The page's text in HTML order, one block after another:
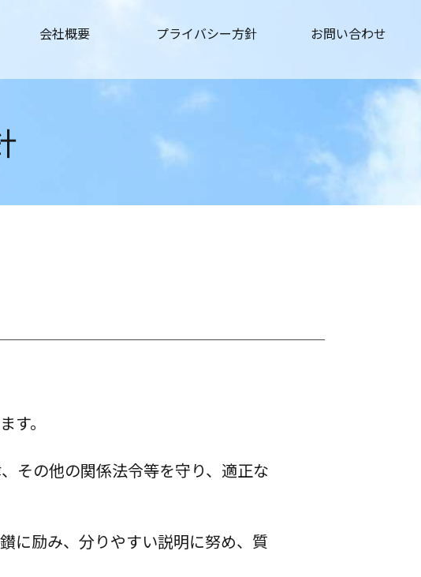
会社概要 プライバシー方針 お問い合わせ
。
その他の関係法令等を守り、適正な
に励み、分りやすい説明に努め、質